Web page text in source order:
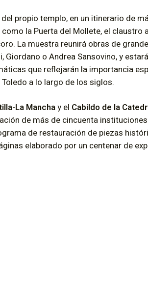
propio templo, en un itinerario de
la Puerta del Mollete, el claustro
La muestra reunirá obras de
Giordano o Andrea Sansovino, y
que reflejarán la importancia
a lo largo de los siglos.
La Manchay el Cabildo de la
de más de cincuenta
de restauración de piezas
elaborado por un centenar de